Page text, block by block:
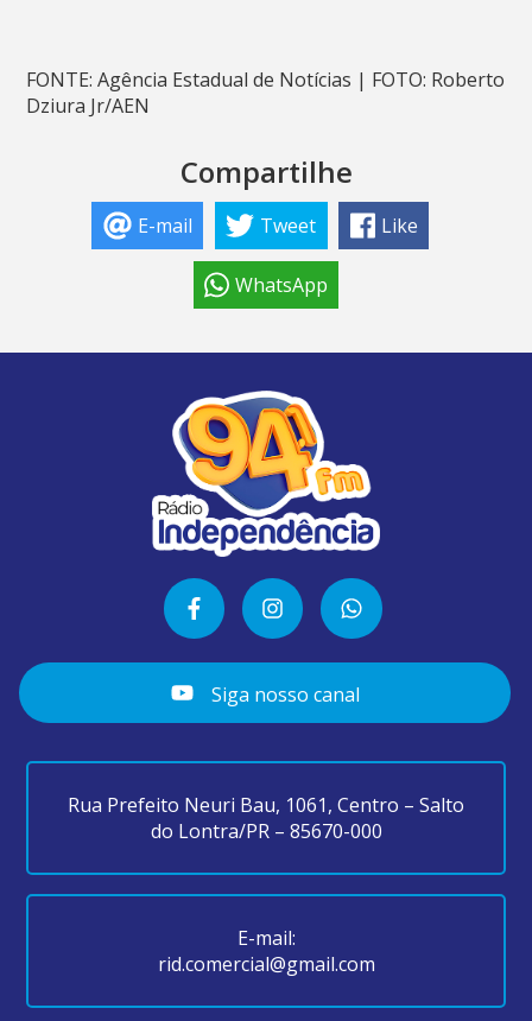
FONTE: Agência Estadual de Notícias | FOTO: Roberto
Dziura Jr/AEN
Compartilhe
E-mail Tweet Like
WhatsApp
Siga nosso canal
Rua Prefeito Neuri Bau, 1061, Centro – Salto
do Lontra/PR – 85670-000
E-mail:
rid.comercial@gmail.com